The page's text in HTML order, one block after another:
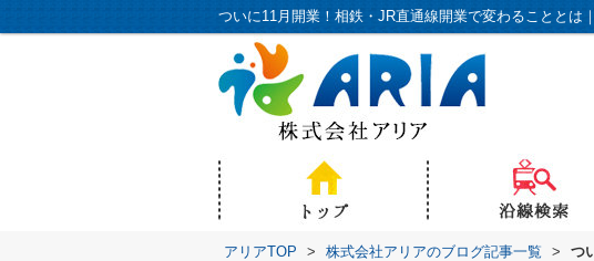
アリアTOP > 株式会社アリアのブログ記事一覧 > つ